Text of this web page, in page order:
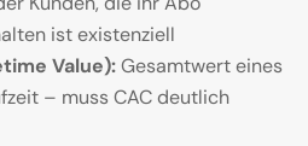
ist existenziell
Value):Gesamtwert eines
– muss CAC deutlich